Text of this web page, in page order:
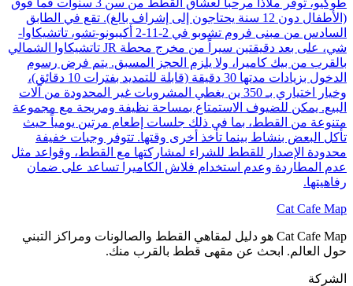
(الأطفال دون 12 سنة يحتاجون إلى إشراف بالغ). تقع في الطابق
السادس من مبنى فروم تشوبو في 2-11-2 أكيبونو-تشو، تاتشيكاوا-
شي، على بعد دقيقتين سيراً من مخرج محطة JR تاتشيكاوا الشمالي
بالقرب من بيك كاميرا، ولا يلزم الحجز المسبق. يتم فرض رسوم
الدخول بزيادات مدتها 30 دقيقة (قابلة للتمديد بفترات 10 دقائق)،
وخيار اختياري بـ 350 ين يغطي المشروبات غير المحدودة من آلات
البيع. يمكن للضيوف الاستمتاع بمساحة نظيفة ومريحة مع مجموعة
متنوعة من القطط، بما في ذلك جلسات إطعام مرتين يومياً حيث
تأكل البعض بنشاط بينما تأخذ أخرى وقتها. تتوفر وجبات خفيفة
محدودة الإصدار للقطط للشراء لمشاركتها مع القطط، وقواعد مثل
عدم المطاردة وعدم استخدام فلاش الكاميرا تساعد على ضمان
رفاهيتها.
Cat Cafe Map
Cat Cafe Map هو دليل لمقاهي القطط والصالونات ومراكز التبني
حول العالم. ابحث عن مقهى قطط بالقرب منك.
الشركة